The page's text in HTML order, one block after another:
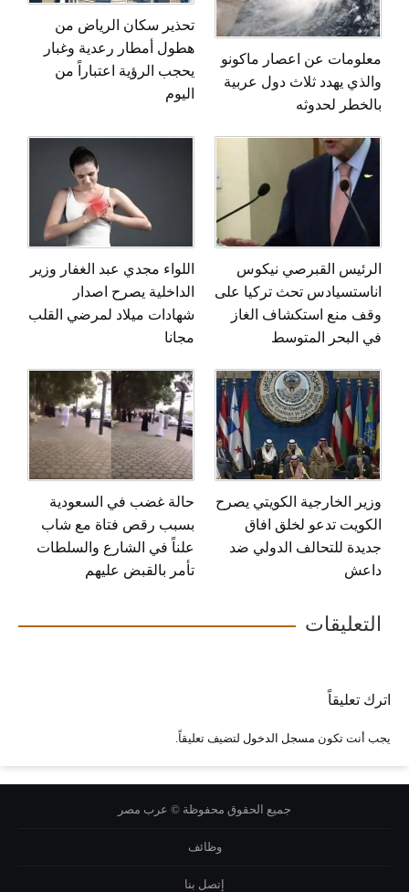
معلومات عن اعصار ماكونو
والذي يهدد ثلاث دول عربية
بالخطر لحدوثه
تحذير سكان الرياض من
هطول أمطار رعدية وغبار
يحجب الرؤية اعتباراً من
اليوم
الرئيس القبرصي نيكوس
اناستسيادس تحث تركيا على
وقف منع استكشاف الغاز
في البحر المتوسط
اللواء مجدي عبد الغفار وزير
الداخلية يصرح اصدار
شهادات ميلاد لمرضي القلب
مجانا
وزير الخارجية الكويتي يصرح
الكويت تدعو لخلق افاق
جديدة للتحالف الدولي ضد
داعش
حالة غضب في السعودية
بسبب رقص فتاة مع شاب
علناً في الشارع والسلطات
تأمر بالقبض عليهم
التعليقات
اترك تعليقاً
يجب أنت تكون مسجل الدخول لتضيف تعليقاً.
جميع الحقوق محفوظة © عرب مصر
وظائف
إتصل بنا